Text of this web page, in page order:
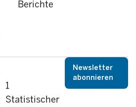
Berichte
1
Statistischer
Newsletter
abonnieren